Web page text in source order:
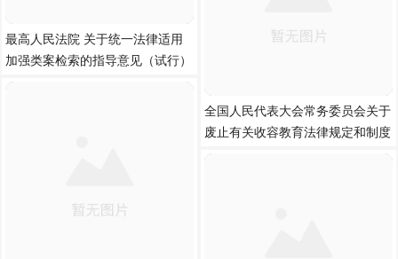
最高人民法院 关于统一法律适用
加强类案检索的指导意见（试行）
全国人民代表大会常务委员会关于
废止有关收容教育法律规定和制度